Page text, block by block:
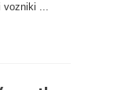
vozniki ...